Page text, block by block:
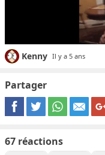
Kenny Il y a 5 ans
Partager
67 réactions